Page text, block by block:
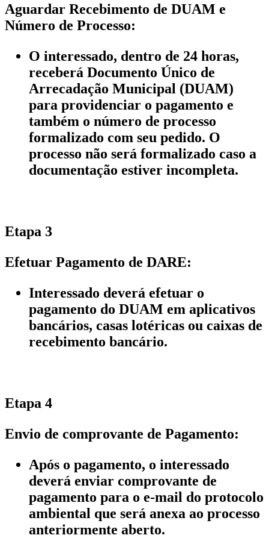
Aguardar Recebimento de DUAM e
Número de Processo:
O interessado, dentro de 24 horas,
receberá Documento Único de
Arrecadação Municipal (DUAM)
para providenciar o pagamento e
também o número de processo
formalizado com seu pedido. O
processo não será formalizado caso a
documentação estiver incompleta.
Etapa 3
Efetuar Pagamento de DARE:
Interessado deverá efetuar o
pagamento do DUAM em aplicativos
bancários, casas lotéricas ou caixas de
recebimento bancário.
Etapa 4
Envio de comprovante de Pagamento:
Após o pagamento, o interessado
deverá enviar comprovante de
pagamento para o e-mail do protocolo
ambiental que será anexa ao processo
anteriormente aberto.